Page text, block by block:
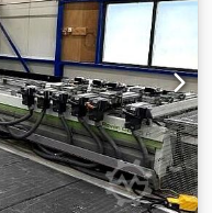
Z για οπίσθιες
άξονα Z • 16
στον άξονα Y •
(απόσταση
αεροφράκτη με
στον
με επαγωγικό
ή ηλεκτροκινητήρα 5
φλάντζα για τη
97649 - Αριθμός
αξόνων: 5 -
Μέγιστη ταχύτητα
9 kW - Φρέζα 2: -
κύριου κινητήρα: 18,5
Δοκιδωτό τραπέζι -
- Σύστημα σύσφιξης
διάτρησης: Όχι -